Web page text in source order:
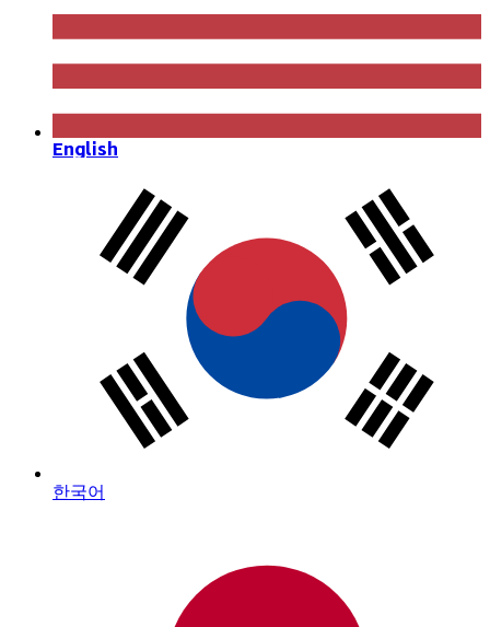
English
한국어